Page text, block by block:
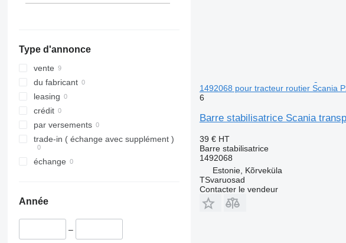
Type d'annonce
vente
du fabricant
leasing
crédit
par versements
trade-in ( échange avec supplément )
échange
Année
–
1492068 pour tracteur routier Scania
6
Barre stabilisatrice Scania
39 € HT
Barre stabilisatrice
1492068
Estonie, Kõrveküla
TSvaruosad
Contacter le vendeur